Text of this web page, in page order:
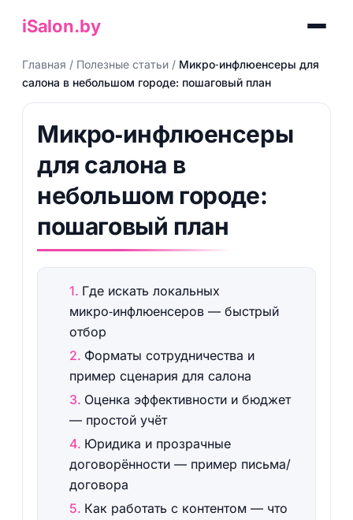
iSalon.by
Главная / Полезные статьи/ Микро‑инфлюенсеры для
салона в небольшом городе: пошаговый план
Микро‑инфлюенсеры
для салона в
небольшом городе:
пошаговый план
Где искать локальных
микро‑инфлюенсеров — быстрый
отбор
Форматы сотрудничества и
пример сценария для салона
Оценка эффективности и бюджет
— простой учёт
Юридика и прозрачные
договорённости — пример письма/
договора
Как работать с контентом — что